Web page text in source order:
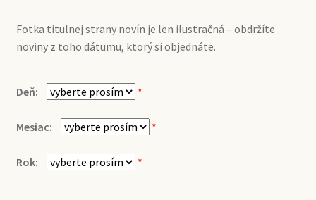
Fotka titulnej strany novín je len ilustračná – obdržíte
noviny z toho dátumu, ktorý si objednáte.
Deň: *
Mesiac: *
Rok: *